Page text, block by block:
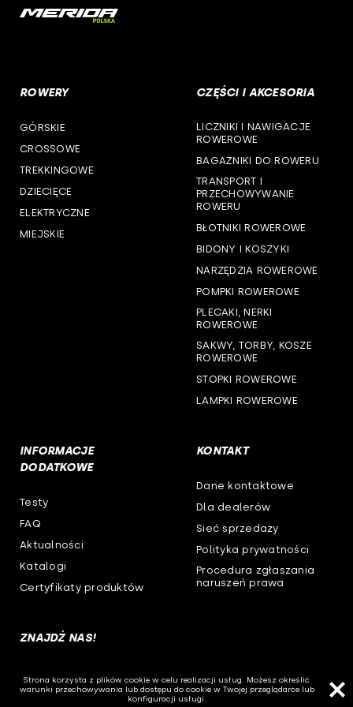
cst
woj. opolskie
woj. podlaskie
woj. pomorskie
woj. śląskie
woj. warmińsko-mazurskie
ROWERY
GÓRSKIE
CROSSOWE
TREKKINGOWE
DZIECIĘCE
ELEKTRYCZNE
MIEJSKIE
CZĘŚCI I AKCESORIA
LICZNIKI I NAWIGACJE
ROWEROWE
BAGAŻNIKI DO ROWERU
TRANSPORT I
PRZECHOWYWANIE
ROWERU
BŁOTNIKI ROWEROWE
BIDONY I KOSZYKI
NARZĘDZIA ROWEROWE
POMPKI ROWEROWE
PLECAKI, NERKI
ROWEROWE
SAKWY, TORBY, KOSZE
ROWEROWE
STOPKI ROWEROWE
LAMPKI ROWEROWE
INFORMACJE
DODATKOWE
Testy
FAQ
Aktualności
Katalogi
Certyfikaty produktów
KONTAKT
Dane kontaktowe
Dla dealerów
Sieć sprzedaży
Polityka prywatności
Procedura zgłaszania
naruszeń prawa
ZNAJDŹ NAS!
Strona korzysta z plików cookie w celu realizacji usług. Możesz określić
warunki przechowywania lub dostępu do cookie w Twojej przeglądarce lub
konfiguracji usługi.